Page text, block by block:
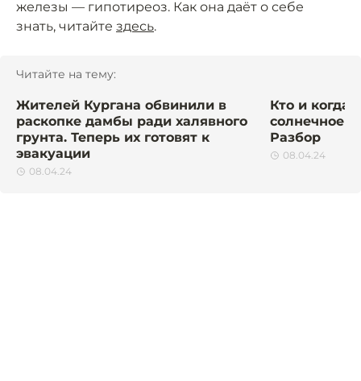
железы — гипотиреоз. Как она даёт о себе
знать, читайте здесь.
Читайте на тему:
Жителей Кургана обвинили в
раскопке дамбы ради халявного
грунта. Теперь их готовят к
эвакуации
08.04.24
Кто и когда
солнечное
Разбор
08.04.24